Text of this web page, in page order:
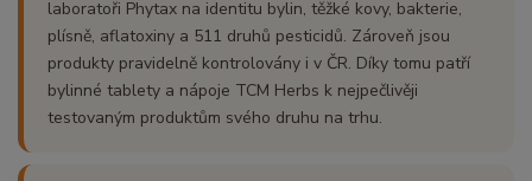
laboratoři Phytax na identitu bylin, těžké kovy, bakterie,
plísně, aflatoxiny a 511 druhů pesticidů. Zároveň jsou
produkty pravidelně kontrolovány i v ČR. Díky tomu patří
bylinné tablety a nápoje TCM Herbs k nejpečlivěji
testovaným produktům svého druhu na trhu.